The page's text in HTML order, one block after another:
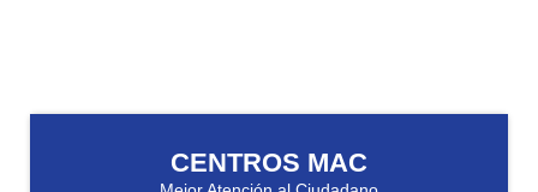
CENTROS MAC